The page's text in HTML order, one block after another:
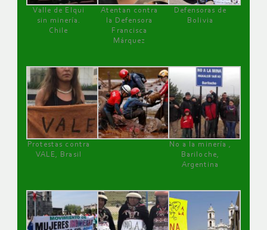
Valle de Elqui
sin minería.
Chile
Atentan contra
la Defensora
Francisca
Márquez
Defensoras de
Bolivia
Protestas contra
VALE, Brasil
No a la minería ,
Bariloche,
Argentina